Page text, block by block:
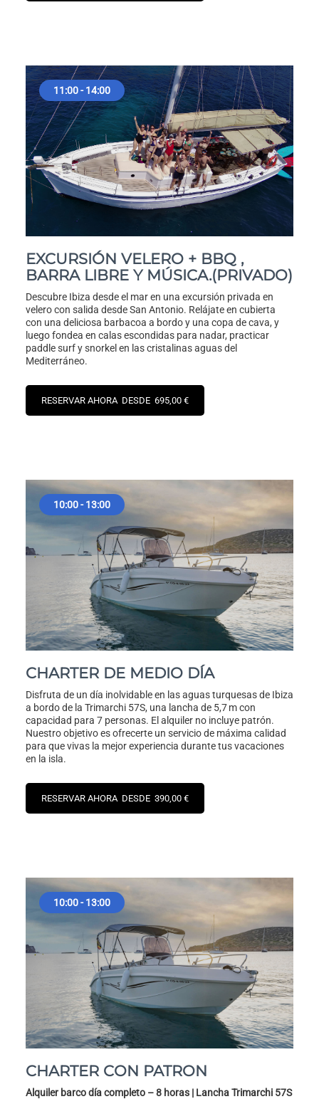
11:00 - 14:00
EXCURSIÓN VELERO + BBQ ,
BARRA LIBRE Y MÚSICA.(PRIVADO)
Descubre Ibiza desde el mar en una excursión privada en
velero con salida desde San Antonio. Relájate en cubierta
con una deliciosa barbacoa a bordo y una copa de cava, y
luego fondea en calas escondidas para nadar, practicar
paddle surf y snorkel en las cristalinas aguas del
Mediterráneo.
RESERVAR AHORA DESDE 695,00 €
10:00 - 13:00
CHARTER DE MEDIO DÍA
Disfruta de un día inolvidable en las aguas turquesas de Ibiza
a bordo de la Trimarchi 57S, una lancha de 5,7 m con
capacidad para 7 personas. El alquiler no incluye patrón.
Nuestro objetivo es ofrecerte un servicio de máxima calidad
para que vivas la mejor experiencia durante tus vacaciones
en la isla.
RESERVAR AHORA DESDE 390,00 €
10:00 - 13:00
CHARTER CON PATRON
Alquiler barco día completo – 8 horas | Lancha Trimarchi 57S